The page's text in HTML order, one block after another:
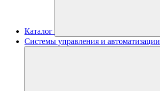
Каталог
Системы управления и автоматизации